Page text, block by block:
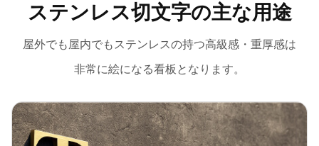
ステンレス切文字の主な用途
屋外でも屋内でもステンレスの持つ高級感・重厚感は
非常に絵になる看板となります。